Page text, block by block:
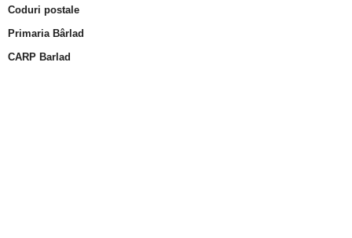
Coduri postale
Primaria Bârlad
CARP Barlad